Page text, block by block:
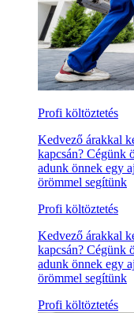
Profi költöztetés
Kedvező árakkal
kapcsán? Cégünk
adunk önnek egy
örömmel segítünk
Profi költöztetés
Kedvező árakkal
kapcsán? Cégünk
adunk önnek egy
örömmel segítünk
Profi költöztetés